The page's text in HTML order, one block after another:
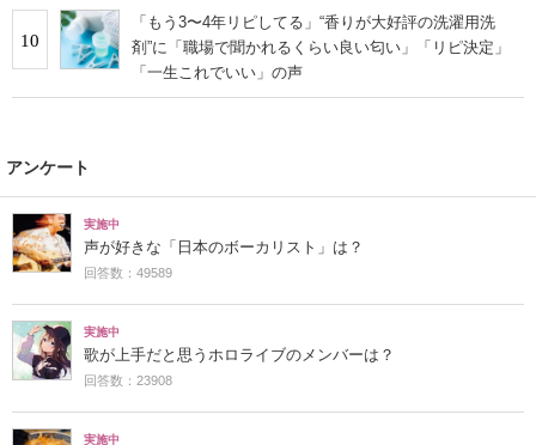
10
「もう3〜4年リピしてる」“香りが大好評の洗濯用洗
剤”に「職場で聞かれるくらい良い匂い」「リピ決定」
「一生これでいい」の声
アンケート
実施中
声が好きな「日本のボーカリスト」は？
回答数：49589
実施中
歌が上手だと思うホロライブのメンバーは？
回答数：23908
実施中